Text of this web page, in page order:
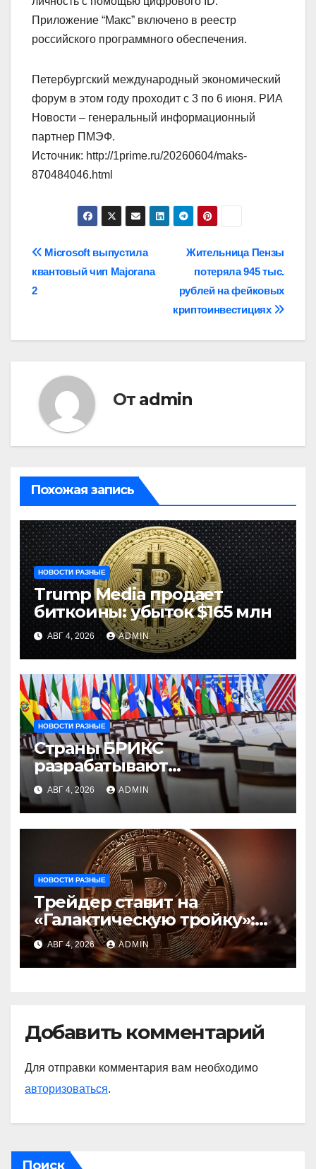
Приложение “Макс” включено в реестр
российского программного обеспечения.
Петербургский международный экономический
форум в этом году проходит с 3 по 6 июня. РИА
Новости – генеральный информационный
партнер ПМЭФ.
Источник: http://1prime.ru/20260604/maks-
870484046.html
Навигация
по
Жительница Пензы
потеряла 945 тыс.
рублей на фейковых
криптоинвестициях
Microsoft выпустила
квантовый чип Majorana
2
От admin
Похожая запись
НОВОСТИ РАЗНЫЕ
Trump Media продает
биткоины: убыток $165 млн
АВГ 4, 2026 ADMIN
НОВОСТИ РАЗНЫЕ
Страны БРИКС
разрабатывают
инфраструктуру на базе
цифровых валют
центробанков
АВГ 4, 2026 ADMIN
НОВОСТИ РАЗНЫЕ
Трейдер ставит на
«Галактическую тройку»:
Circle, Coinbase и ETH
АВГ 4, 2026 ADMIN
Добавить комментарий
Для отправки комментария вам необходимо
авторизоваться.
Поиск